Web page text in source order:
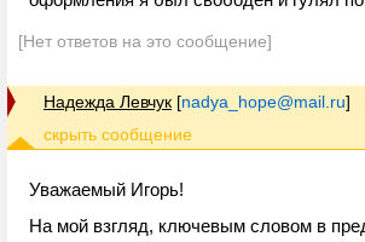
[Нет ответов на это сообщение]
Надежда Левчук [nadya_hope@mail.ru]
Уважаемый Игорь!
На мой взгляд, ключевым словом в